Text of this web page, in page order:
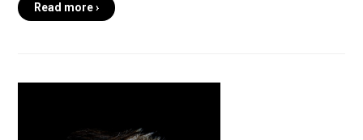
Read more ›